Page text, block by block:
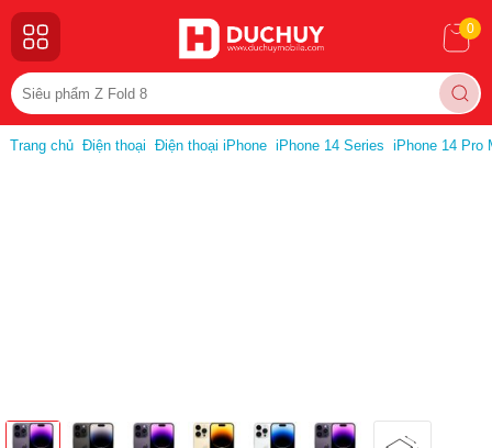
0
Trang chủ Điện thoại Điện thoại iPhone iPhone 14 Series iPhone 14 Pro